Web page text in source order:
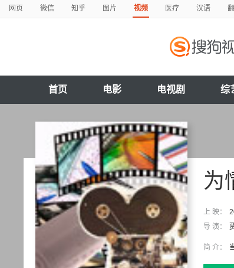
网页 微信 知乎 图片 视频 医疗 汉语
首页 电影 电视剧 综
为
上 映：
导 演：
简 介：